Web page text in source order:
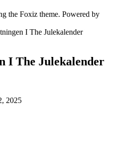
the Foxiz theme. Powered by
I The Julekalender
I The Julekalender
2025